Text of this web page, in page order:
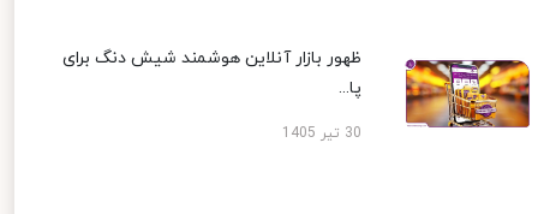
ظهور بازار آنلاین هوشمند شیش دنگ برای
پا...
30 تیر 1405